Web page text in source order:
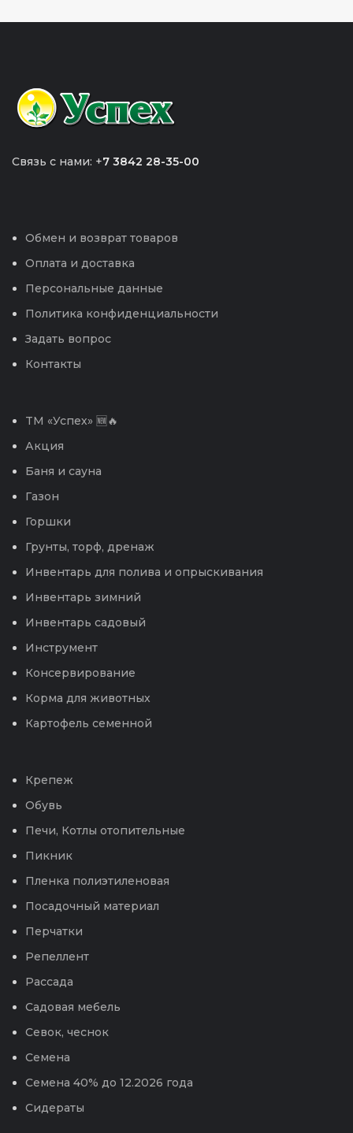
Связь с нами: +7 3842 28-35-00
Обмен и возврат товаров
Оплата и доставка
Персональные данные
Политика конфиденциальности
Задать вопрос
Контакты
TM «Успех» 🆕🔥
Акция
Баня и сауна
Газон
Горшки
Грунты, торф, дренаж
Инвентарь для полива и опрыскивания
Инвентарь зимний
Инвентарь садовый
Инструмент
Консервирование
Корма для животных
Картофель семенной
Крепеж
Обувь
Печи, Котлы отопительные
Пикник
Пленка полиэтиленовая
Посадочный материал
Перчатки
Репеллент
Рассада
Садовая мебель
Севок, чеснок
Семена
Семена 40% до 12.2026 года
Сидераты